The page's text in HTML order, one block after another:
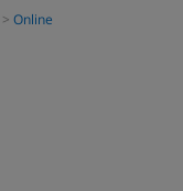
Online